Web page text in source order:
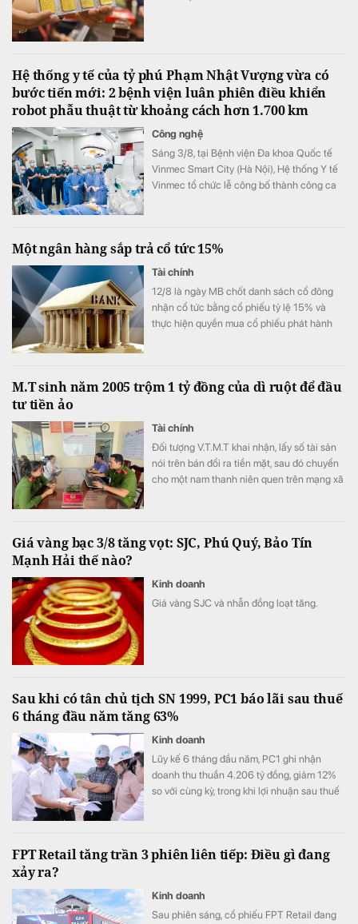
Hệ thống y tế của tỷ phú Phạm Nhật Vượng vừa có
bước tiến mới: 2 bệnh viện luân phiên điều khiển
robot phẫu thuật từ khoảng cách hơn 1.700 km
Công nghệ
Sáng 3/8, tại Bệnh viện Đa khoa Quốc tế
Vinmec Smart City (Hà Nội), Hệ thống Y tế
Vinmec tổ chức lễ công bố thành công ca
Một ngân hàng sắp trả cổ tức 15%
Tài chính
12/8 là ngày MB chốt danh sách cổ đông
nhận cổ tức bằng cổ phiếu tỷ lệ 15% và
thực hiện quyền mua cổ phiếu phát hành
M.T sinh năm 2005 trộm 1 tỷ đồng của dì ruột để đầu
tư tiền ảo
Tài chính
Đối tượng V.T.M.T khai nhận, lấy số tài sản
nói trên bán đổi ra tiền mặt, sau đó chuyển
cho một nam thanh niên quen trên mạng xã
Giá vàng bạc 3/8 tăng vọt: SJC, Phú Quý, Bảo Tín
Mạnh Hải thế nào?
Kinh doanh
Giá vàng SJC và nhẫn đồng loạt tăng.
Sau khi có tân chủ tịch SN 1999, PC1 báo lãi sau thuế
6 tháng đầu năm tăng 63%
Kinh doanh
Lũy kế 6 tháng đầu năm, PC1 ghi nhận
doanh thu thuần 4.206 tỷ đồng, giảm 12%
so với cùng kỳ, trong khi lợi nhuận sau thuế
FPT Retail tăng trần 3 phiên liên tiếp: Điều gì đang
xảy ra?
Kinh doanh
Sau phiên sáng, cổ phiếu FPT Retail đang